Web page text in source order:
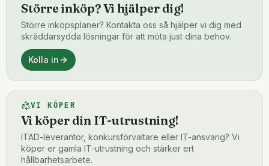
Större inköp? Vi hjälper dig!
Större inköpsplaner? Kontakta oss så hjälper vi dig med
skräddarsydda lösningar för att möta just dina behov.
Kolla in
VI KÖPER
Vi köper din IT-utrustning!
ITAD-leverantör, konkursförvaltare eller IT-ansvarig? Vi
köper er gamla IT-utrustning och stärker ert
hållbarhetsarbete.